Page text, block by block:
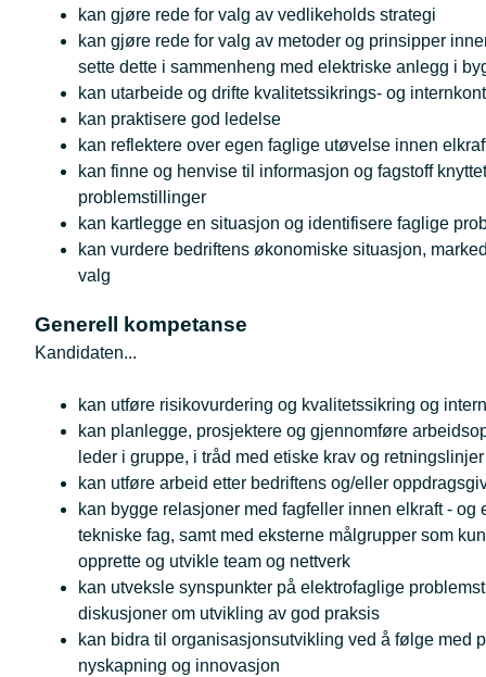
kan gjøre rede for valg av vedlikeholds strategi
kan gjøre rede for valg av metoder og prinsipper
sette dette i sammenheng med elektriske anlegg i
kan utarbeide og drifte kvalitetssikrings- og
kan praktisere god ledelse
kan reflektere over egen faglige utøvelse innen
kan finne og henvise til informasjon og fagstoff
problemstillinger
kan kartlegge en situasjon og identifisere faglige
kan vurdere bedriftens økonomiske situasjon,
valg
Generell kompetanse
Kandidaten...
kan utføre risikovurdering og kvalitetssikring og
kan planlegge, prosjektere og gjennomføre
leder i gruppe, i tråd med etiske krav og
kan utføre arbeid etter bedriftens og/eller
kan bygge relasjoner med fagfeller innen elkraft -
tekniske fag, samt med eksterne målgrupper som
opprette og utvikle team og nettverk
kan utveksle synspunkter på elektrofaglige
diskusjoner om utvikling av god praksis
kan bidra til organisasjonsutvikling ved å følge med
nyskapning og innovasjon